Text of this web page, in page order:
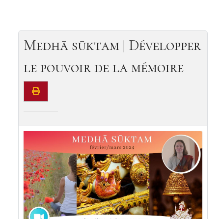
Medhā sūktam | Développer
le pouvoir de la mémoire